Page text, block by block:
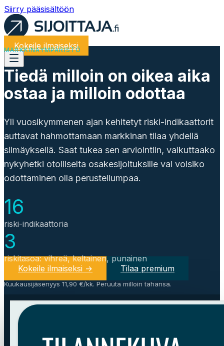
Siirry pääsisältöön
Kokeile ilmaiseksi
MARKKINAYMPÄRISTÖ
Tiedä milloin on oikea aika
ostaa ja milloin odottaa
Yli vuosikymmenen ajan kehitetyt riski-indikaattorit
auttavat hahmottamaan markkinan tilaa yhdellä
silmäyksellä. Saat tukea sen arviointiin, vaikuttaako
nykyhetki otolliselta osakesijoituksille vai voisiko
odottaminen olla perustellumpaa.
16
riski-indikaattoria
3
riskitasoa: vihreä, keltainen, punainen
Kokeile ilmaiseksi →
Tilaa premium
Kuukausijäsenyys 11,90 €/kk. Peruuta milloin tahansa.